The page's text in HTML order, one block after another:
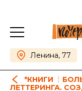
Ленина, 77
*КНИГИ
ЛЕТТЕРИНГА.